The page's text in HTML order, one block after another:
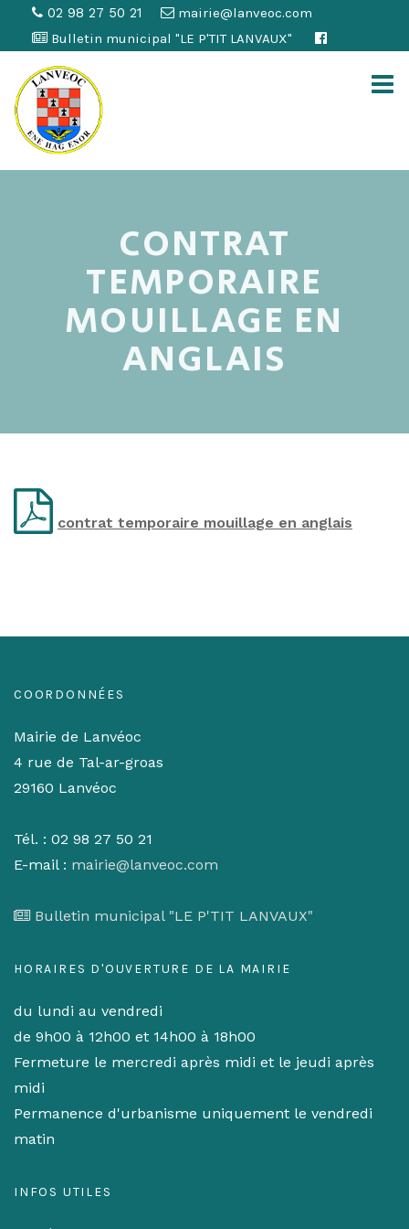
02 98 27 50 21
mairie@lanveoc.com
Bulletin municipal "LE P'TIT LANVAUX"
CONTRAT
TEMPORAIRE
MOUILLAGE EN
ANGLAIS
contrat temporaire mouillage en anglais
COORDONNÉES
Mairie de Lanvéoc
4 rue de Tal-ar-groas
29160 Lanvéoc
Tél. : 02 98 27 50 21
E-mail : mairie@lanveoc.com
Bulletin municipal "LE P'TIT LANVAUX"
HORAIRES D'OUVERTURE DE LA MAIRIE
du lundi au vendredi
de 9h00 à 12h00 et 14h00 à 18h00
Fermeture le mercredi après midi et le jeudi après
midi
Permanence d'urbanisme uniquement le vendredi
matin
INFOS UTILES